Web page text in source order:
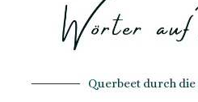
Querbeet durch